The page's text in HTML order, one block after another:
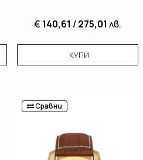
€ 140,61 /275,01 лв.
КУПИ
Сравни